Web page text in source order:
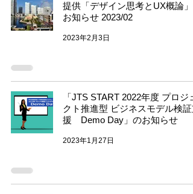
提供「デザイン思考とUX概論」
お知らせ 2023/02
2023年2月3日
「JTS START 2022年度 プロジェ
クト推進型 ビジネスモデル検証
援 Demo Day」のお知らせ
2023年1月27日